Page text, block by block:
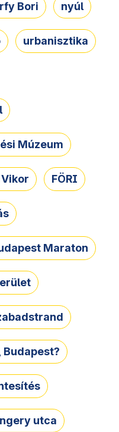
Bori nyúl
urbanisztika
Múzeum
FÖRI
Maraton
Budapest?
utca